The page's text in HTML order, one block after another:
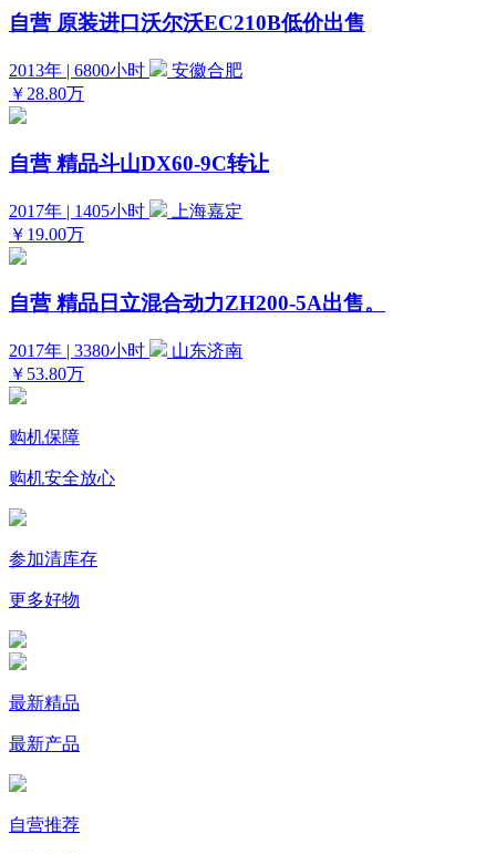
自营 原装进口沃尔沃EC210B低价出售
2013年 | 6800小时
安徽合肥
￥28.80万
自营 精品斗山DX60-9C转让
2017年 | 1405小时
上海嘉定
￥19.00万
自营 精品日立混合动力ZH200-5A出售。
2017年 | 3380小时
山东济南
￥53.80万
购机保障
购机安全放心
参加清库存
更多好物
最新精品
最新产品
自营推荐